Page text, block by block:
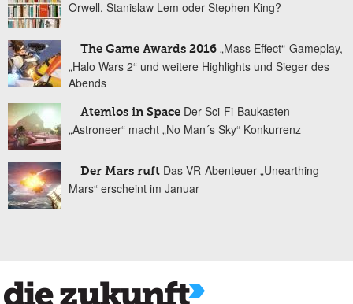
Orwell, Stanislaw Lem oder Stephen King?
The Game Awards 2016 „Mass Effect“-Gameplay,
„Halo Wars 2“ und weitere Highlights und Sieger des
Abends
Atemlos in Space Der Sci-Fi-Baukasten
„Astroneer“ macht „No Man´s Sky“ Konkurrenz
Der Mars ruft Das VR-Abenteuer „Unearthing
Mars“ erscheint im Januar